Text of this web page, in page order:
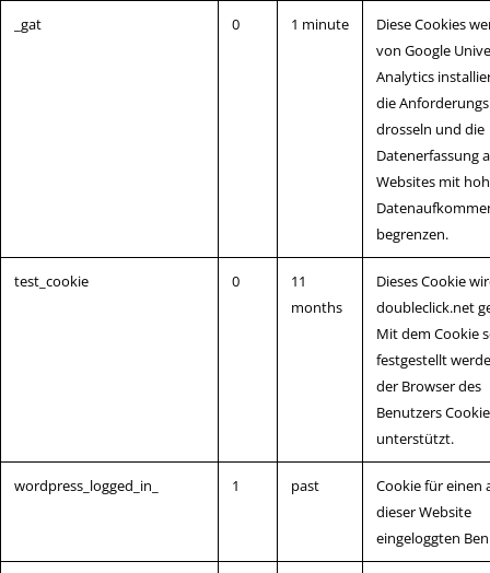
_gat 0 1 minute
Diese Cookies
von Google
Analytics
die
drosseln und die
Datenerfassung
Websites mit
begrenzen.
test_cookie 0
11
months
Dieses Cookie
doubleclick.net
Mit dem Cookie
festgestellt
der Browser des
Benutzers
unterstützt.
wordpress_logged_in_ 1 past
Cookie für einen
dieser Website
eingeloggten